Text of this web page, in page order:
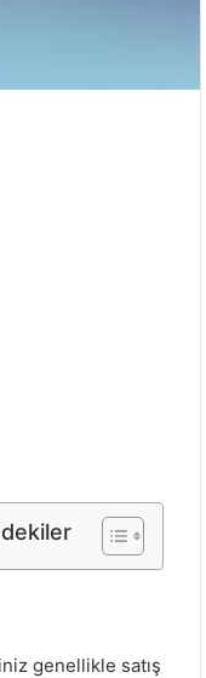
genellikle satış